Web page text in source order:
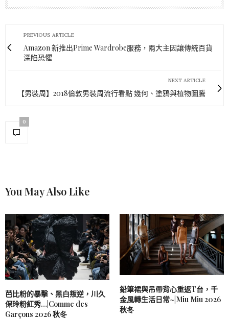
PREVIOUS ARTICLE
Amazon 新推出Prime Wardrobe服務，兩大主因讓傳統百貨
深陷恐懼
NEXT ARTICLE
【男裝周】2018倫敦男裝周流行看點 幾何、塗鴉與植物圖騰
0
You May Also Like
芭比粉的暴擊、黑白叛逆，川久
保玲粉紅秀…|Comme des
Garçons 2026 秋冬
鉛筆裙與吊帶背心重返T台，千
金風轉生活日常~|Miu Miu 2026
秋冬